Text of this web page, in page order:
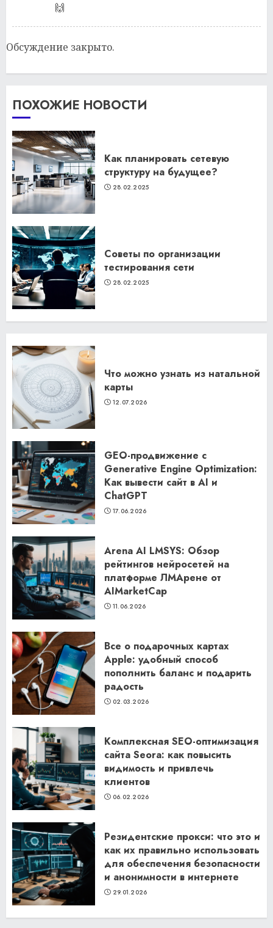
🙌
Обсуждение закрыто.
ПОХОЖИЕ НОВОСТИ
Как планировать сетевую
структуру на будущее?
28.02.2025
Советы по организации
тестирования сети
28.02.2025
Что можно узнать из натальной
карты
12.07.2026
GEO-продвижение с
Generative Engine Optimization:
Как вывести сайт в AI и
ChatGPT
17.06.2026
Arena AI LMSYS: Обзор
рейтингов нейросетей на
платформе ЛМАрене от
AIMarketCap
11.06.2026
Все о подарочных картах
Apple: удобный способ
пополнить баланс и подарить
радость
02.03.2026
Комплексная SEO-оптимизация
сайта Seora: как повысить
видимость и привлечь
клиентов
06.02.2026
Резидентские прокси: что это и
как их правильно использовать
для обеспечения безопасности
и анонимности в интернете
29.01.2026